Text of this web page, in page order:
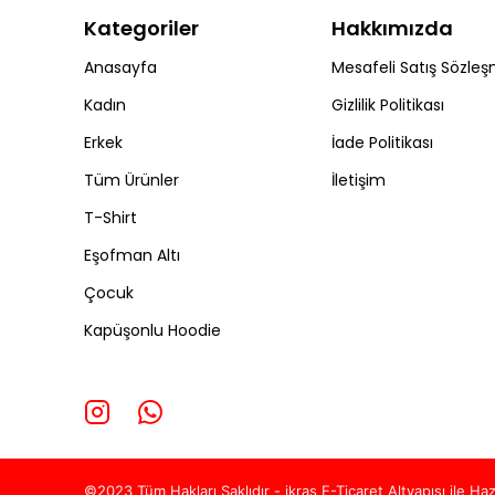
Kategoriler
Anasayfa
Kadın
Erkek
Tüm Ürünler
T-Shirt
Eşofman Altı
Çocuk
Kapüşonlu Hoodie
Hakkımızda
Mesafeli Satış
Gizlilik Politikası
İade Politikası
İletişim
©2023 Tüm Hakları Saklıdır - ikras E-Ticaret Altyapısı ile